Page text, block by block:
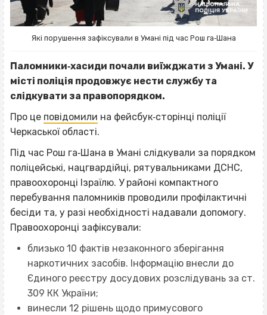
Які порушення зафіксували в Умані під час Рош га‐Шана
Паломники‐хасиди почали виїжджати з Умані. У
місті поліція продовжує нести службу та
слідкувати за правопорядком.
Про це повідомили на фейсбук‐сторінці поліції
Черкаської області.
Під час Рош га‐Шана в Умані слідкували за порядком
поліцейські, нацгвардійці, рятувальниками ДСНС,
правоохоронці Ізраїлю. У районі компактного
перебування паломників проводили профілактичні
бесіди та, у разі необхідності надавали допомогу.
Правоохоронці зафіксували:
близько 10 фактів незаконного зберігання
наркотичних засобів. Інформацію внесли до
Єдиного реєстру досудових розслідувань за ст.
309 КК України;
винесли 12 рішень щодо примусового